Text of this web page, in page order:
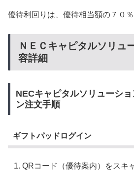
優待利回りは、優待相当額の７０％
ＮＥＣキャピタルソリュ
容詳細
NECキャピタルソリューシ
ン注文手順
ギフトパッドログイン
QRコード（優待案内）をスキ